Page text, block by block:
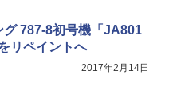
787-8初号機「JA801
リペイントへ
2017年2月14日